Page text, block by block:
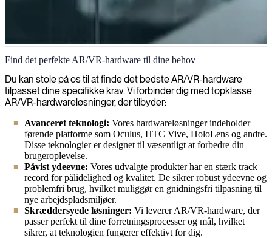
AR/VR-hardware
Vi udnytter ekspertviden om AR- og VR-hardware til at hjælpe
virksomheder med at vælge, integrere og optimere immersive
teknologier for forbedrede driftsprocesser og brugeroplevelser.
Find det perfekte AR/VR-hardware til dine behov
Du kan stole på os til at finde det bedste AR/VR-hardware
tilpasset dine specifikke krav. Vi forbinder dig med topklasse
AR/VR-hardwareløsninger, der tilbyder:
Avanceret teknologi: Vores hardwareløsninger indeholder
førende platforme som Oculus, HTC Vive, HoloLens og andre.
Disse teknologier er designet til væsentligt at forbedre din
brugeroplevelse.
Påvist ydeevne: Vores udvalgte produkter har en stærk track
record for pålidelighed og kvalitet. De sikrer robust ydeevne og
problemfri brug, hvilket muliggør en gnidningsfri tilpasning til
nye arbejdspladsmiljøer.
Skræddersyede løsninger: Vi leverer AR/VR-hardware, der
passer perfekt til dine forretningsprocesser og mål, hvilket
sikrer, at teknologien fungerer effektivt for dig.